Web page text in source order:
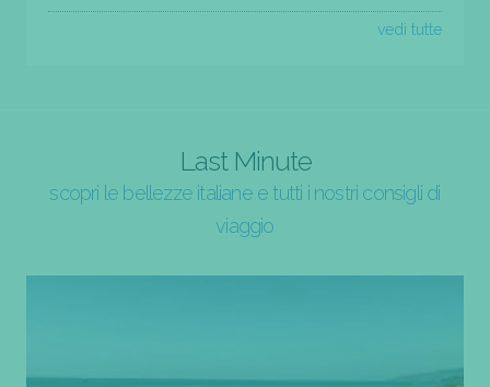
vedi tutte
Last Minute
scopri le bellezze italiane e tutti i nostri consigli di
viaggio